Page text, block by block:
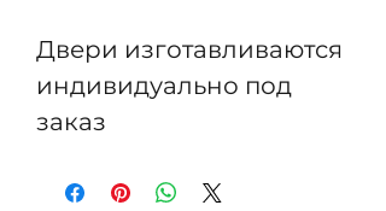
Двери изготавливаются
индивидуально под
заказ